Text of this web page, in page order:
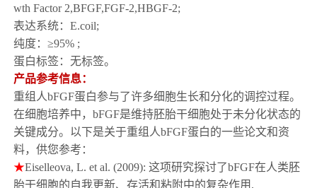
wth Factor 2,BFGF,FGF-2,HBGF-2;
表达系统： E.coil;
纯度： ≥95% ;
蛋白标签： 无标签。
产品参考信息：
重组人bFGF蛋白参与了许多细胞生长和分化的调控过程。
在细胞培养中， bFGF是维持胚胎干细胞处于未分化状态的
关键成分。以下是关于重组人bFGF蛋白的一些论文和资
料，供您参考：
★Eiselleova, L. et al. (2009): 这项研究探讨了bFGF在人类胚
胎干细胞的自我更新、存活和粘附中的复杂作用.